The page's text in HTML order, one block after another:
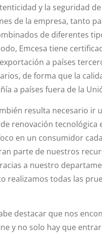
y la seguridad
de la empresa, tanto
de diferentes
Emcesa tiene
exportación a países
de forma que la
a países fuera de la
resulta necesario ir
renovación
en un consumidor
parte de nuestros
a nuestro
realizamos todas las
destacar que nos
y no solo hay que